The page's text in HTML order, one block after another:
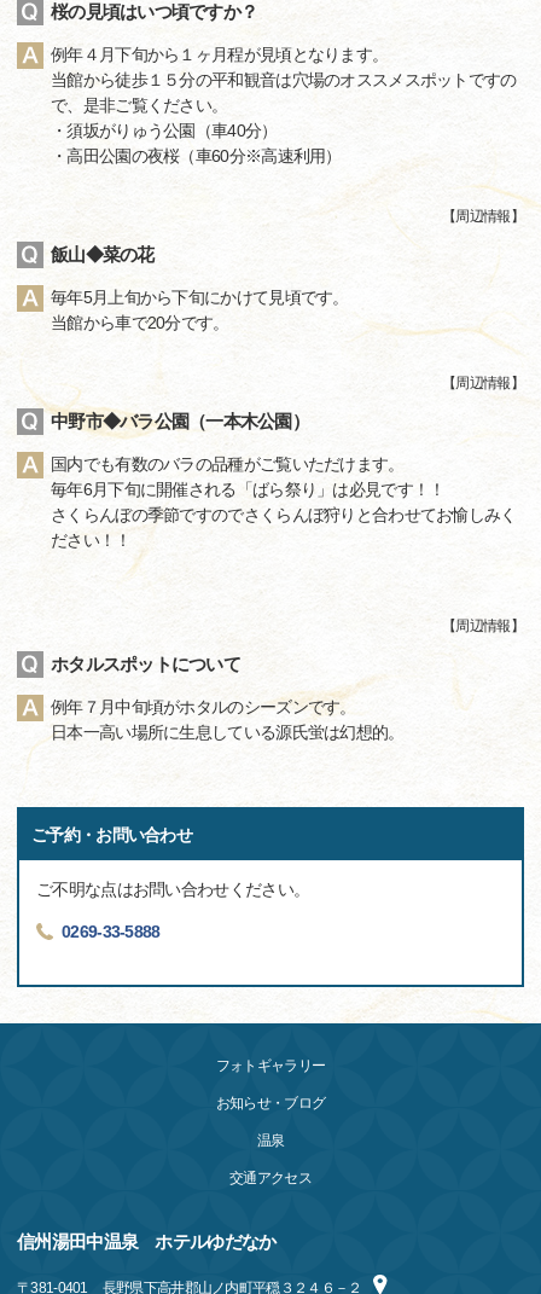
桜の見頃はいつ頃ですか？
例年４月下旬から１ヶ月程が見頃となります。
当館から徒歩１５分の平和観音は穴場のオススメスポットですの
で、是非ご覧ください。
・須坂がりゅう公園（車40分）
・高田公園の夜桜（車60分※高速利用）
【周辺情報 】
飯山◆菜の花
毎年5月上旬から下旬にかけて見頃です。
当館から車で20分です。
【周辺情報 】
中野市◆バラ公園（一本木公園）
国内でも有数のバラの品種がご覧いただけます。
毎年6月下旬に開催される「ばら祭り」は必見です！！
さくらんぼの季節ですのでさくらんぼ狩りと合わせてお愉しみく
ださい！！
【周辺情報 】
ホタルスポットについて
例年７月中旬頃がホタルのシーズンです。
日本一高い場所に生息している源氏蛍は幻想的。
ご予約・お問い合わせ
ご不明な点はお問い合わせください。
0269-33-5888
フォトギャラリー
お知らせ・ブログ
温泉
交通アクセス
信州湯田中温泉 ホテルゆだなか
〒381-0401 長野県下高井郡山ノ内町平穏３２４６－２